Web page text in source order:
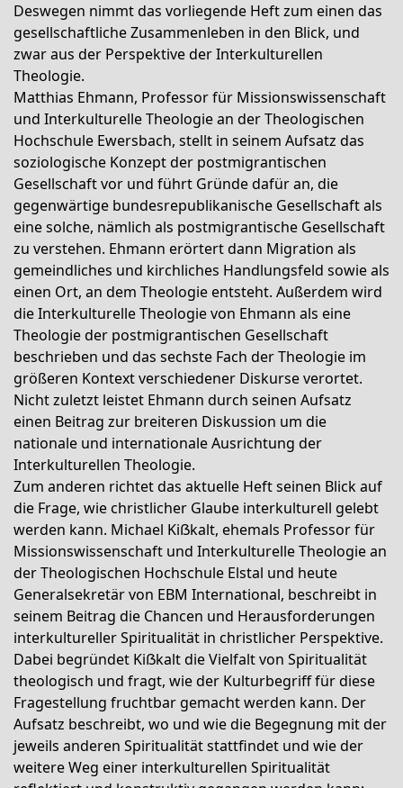
Deswegen nimmt das vorliegende Heft zum einen das
gesellschaftliche Zusammenleben in den Blick, und
zwar aus der Perspektive der Interkulturellen
Theologie.
Matthias Ehmann, Professor für Missionswissenschaft
und Interkulturelle Theologie an der Theologischen
Hochschule Ewersbach, stellt in seinem Aufsatz das
soziologische Konzept der postmigrantischen
Gesellschaft vor und führt Gründe dafür an, die
gegenwärtige bundesrepublikanische Gesellschaft als
eine solche, nämlich als postmigrantische Gesellschaft
zu verstehen. Ehmann erörtert dann Migration als
gemeindliches und kirchliches Handlungsfeld sowie als
einen Ort, an dem Theologie entsteht. Außerdem wird
die Interkulturelle Theologie von Ehmann als eine
Theologie der postmigrantischen Gesellschaft
beschrieben und das sechste Fach der Theologie im
größeren Kontext verschiedener Diskurse verortet.
Nicht zuletzt leistet Ehmann durch seinen Aufsatz
einen Beitrag zur breiteren Diskussion um die
nationale und internationale Ausrichtung der
Interkulturellen Theologie.
Zum anderen richtet das aktuelle Heft seinen Blick auf
die Frage, wie christlicher Glaube interkulturell gelebt
werden kann. Michael Kiẞkalt, ehemals Professor für
Missionswissenschaft und Interkulturelle Theologie an
der Theologischen Hochschule Elstal und heute
Generalsekretär von EBM International, beschreibt in
seinem Beitrag die Chancen und Herausforderungen
interkultureller Spiritualität in christlicher Perspektive.
Dabei begründet Kiẞkalt die Vielfalt von Spiritualität
theologisch und fragt, wie der Kulturbegriff für diese
Fragestellung fruchtbar gemacht werden kann. Der
Aufsatz beschreibt, wo und wie die Begegnung mit der
jeweils anderen Spiritualität stattfindet und wie der
weitere Weg einer interkulturellen Spiritualität